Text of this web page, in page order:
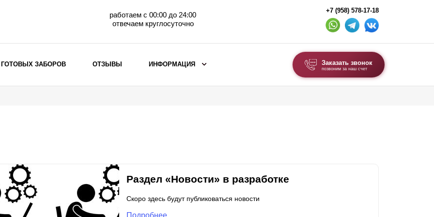
работаем с 00:00 до 24:00
отвечаем круглосуточно
+7 (958) 578-17-18
Забор жалюзи с кирпичными столбами
Металлические заборы
Металлические ограждения
ГОТОВЫХ ЗАБОРОВ ОТЗЫВЫ ИНФОРМАЦИЯ Заказать звонок
позвоним за наш счет
Раздел «Новости» в разработке
Скоро здесь будут публиковаться новости
Подробнее